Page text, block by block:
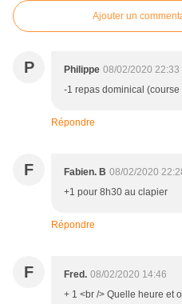
Ajouter un
P Philippe 08/02/2020 22:33
-1 repas dominical
Répondre
F Fabien. B 08/02/2020
+1 pour 8h30 au clapier
Répondre
F Fred. 08/02/2020 14:46
+ 1 <br /> Quelle heure et